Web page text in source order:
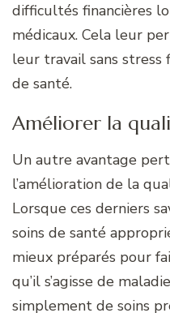
difficultés financières
médicaux. Cela leur
leur travail sans stress
de santé.
Améliorer la
Un autre avantage
l’amélioration de la
Lorsque ces derniers
soins de santé
mieux préparés pour
qu’il s’agisse de
simplement de soins